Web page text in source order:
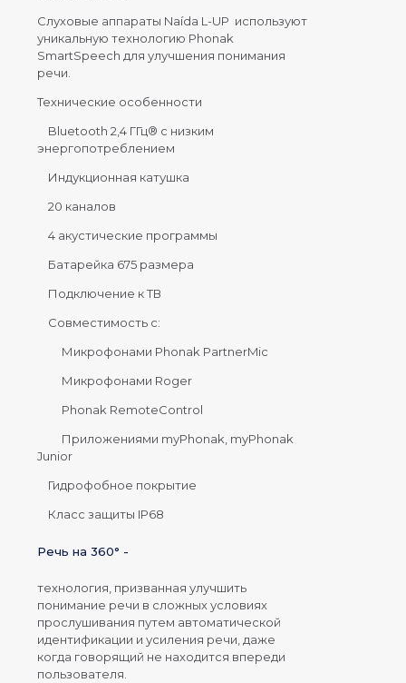
Слуховые аппараты Naída L-UP используют
уникальную технологию Phonak
SmartSpeech для улучшения понимания
речи.
Технические особенности
Bluetooth 2,4 ГГц® с низким
энергопотреблением
Индукционная катушка
20 каналов
4 акустические программы
Батарейка 675 размера
Подключение к ТВ
Совместимость с:
Микрофонами Phonak PartnerMic
Микрофонами Roger
Phonak RemoteControl
Приложениями myPhonak, myPhonak
Junior
Гидрофобное покрытие
Класс защиты IP68
Речь на 360° -
технология, призванная улучшить
понимание речи в сложных условиях
прослушивания путем автоматической
идентификации и усиления речи, даже
когда говорящий не находится впереди
пользователя.